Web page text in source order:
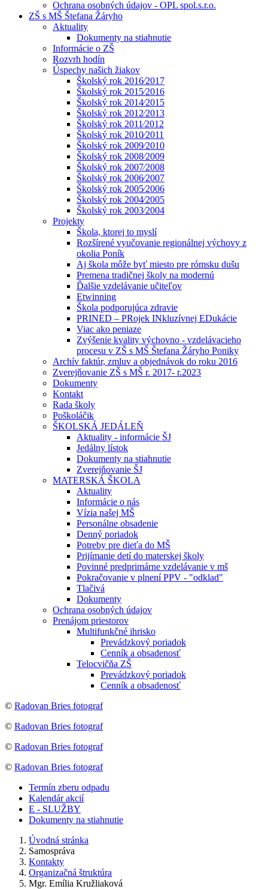
Ochrana osobných údajov - OPL spol.s.r.o.
ZŠ s MŠ Štefana Žáryho
Aktuality
Dokumenty na stiahnutie
Informácie o ZŠ
Rozvrh hodín
Úspechy našich žiakov
Školský rok 2016⁄2017
Školský rok 2015⁄2016
Školský rok 2014⁄2015
Školský rok 2012⁄2013
Školský rok 2011⁄2012
Školský rok 2010⁄2011
Školský rok 2009⁄2010
Školský rok 2008⁄2009
Školský rok 2007⁄2008
Školský rok 2006⁄2007
Školský rok 2005⁄2006
Školský rok 2004⁄2005
Školský rok 2003⁄2004
Projekty
Škola, ktorej to myslí
Rozšírené vyučovanie regionálnej výchovy z
okolia Poník
Aj škola môže byť miesto pre rómsku dušu
Premena tradičnej školy na modernú
Ďalšie vzdelávanie učiteľov
Etwinning
Škola podporujúca zdravie
PRINED – PRojek INkluzívnej EDukácie
Viac ako peniaze
Zvýšenie kvality výchovno - vzdelávacieho
procesu v ZŠ s MŠ Štefana Žáryho Poniky
Archív faktúr, zmluv a objednávok do roku 2016
Zverejňovanie ZŠ s MŠ r. 2017- r.2023
Dokumenty
Kontakt
Rada školy
Poškoláčik
ŠKOLSKÁ JEDÁLEŇ
Aktuality - informácie ŠJ
Jedálny lístok
Dokumenty na stiahnutie
Zverejňovanie ŠJ
MATERSKÁ ŠKOLA
Aktuality
Informácie o nás
Vízia našej MŠ
Personálne obsadenie
Denný poriadok
Potreby pre dieťa do MŠ
Prijímanie detí do materskej školy
Povinné predprimárne vzdelávanie v mš
Pokračovanie v plnení PPV - "odklad"
Tlačivá
Dokumenty
Ochrana osobných údajov
Prenájom priestorov
Multifunkčné ihrisko
Prevádzkový poriadok
Cenník a obsadenosť
Telocvičňa ZŠ
Prevádzkový poriadok
Cenník a obsadenosť
© Radovan Bries fotograf
© Radovan Bries fotograf
© Radovan Bries fotograf
© Radovan Bries fotograf
Termín zberu odpadu
Kalendár akcií
E - SLUŽBY
Dokumenty na stiahnutie
Úvodná stránka
Samospráva
Kontakty
Organizačná štruktúra
Mgr. Emília Kružliaková